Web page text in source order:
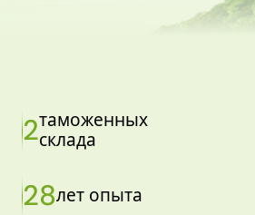
2таможенных
склада
28лет опыта